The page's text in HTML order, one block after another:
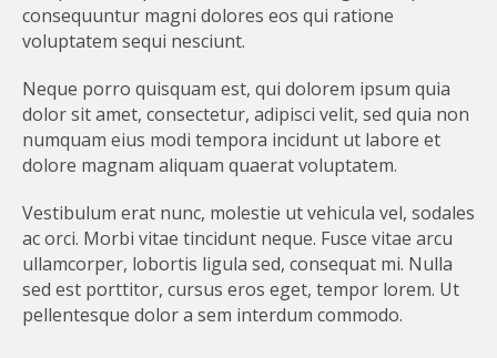
consequuntur magni dolores eos qui ratione
voluptatem sequi nesciunt.
Neque porro quisquam est, qui dolorem ipsum quia
dolor sit amet, consectetur, adipisci velit, sed quia non
numquam eius modi tempora incidunt ut labore et
dolore magnam aliquam quaerat voluptatem.
Vestibulum erat nunc, molestie ut vehicula vel, sodales
ac orci. Morbi vitae tincidunt neque. Fusce vitae arcu
ullamcorper, lobortis ligula sed, consequat mi. Nulla
sed est porttitor, cursus eros eget, tempor lorem. Ut
pellentesque dolor a sem interdum commodo.